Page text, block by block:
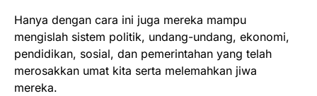
Hanya dengan cara ini juga mereka mampu
mengislah sistem politik, undang-undang, ekonomi,
pendidikan, sosial, dan pemerintahan yang telah
merosakkan umat kita serta melemahkan jiwa
mereka.